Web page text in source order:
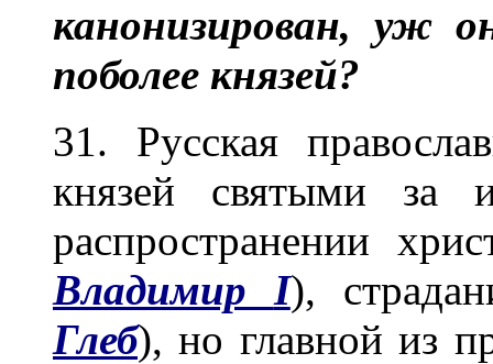
канонизирован, уж
поболее князей?
31. Русская
князей святыми за
распространении
Владимир I),
Глеб), но главной из